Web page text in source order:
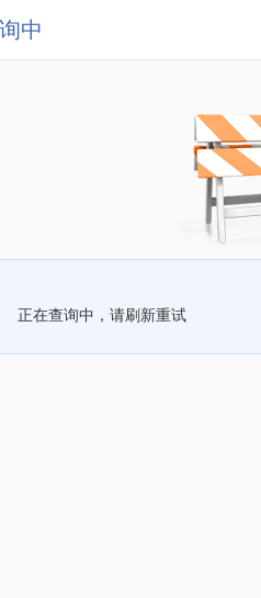
中
正在查询中，请刷新重试